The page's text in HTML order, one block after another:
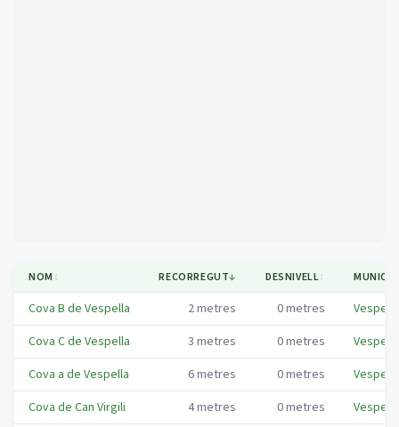
NOM ↕ RECORREGUT↓ DESNIVELL↕
Cova B de Vespella 2metres 0metres
Cova C de Vespella
3 metres 0metres
Cova a de Vespella
6metres 0metres
Cova de Can Virgili
4metres 0metres